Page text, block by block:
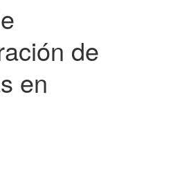
de
en